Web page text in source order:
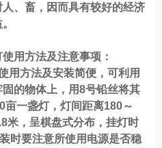
、畜，因而具有较好的经济
使用方法及注意事项：
方法及安装简便，可利用
的物体上，用8号铅丝将其
亩一盏灯，灯间距离180～
米，呈棋盘式分布，挂灯时
时要注意所使用电源是否稳